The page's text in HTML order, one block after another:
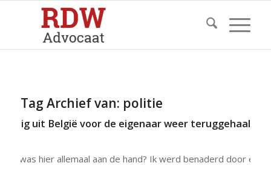
Tag Archief van: politie
uit België voor de eigenaar weer teruggehaald.
Wat was hier allemaal aan de hand? Ik werd benaderd door een…